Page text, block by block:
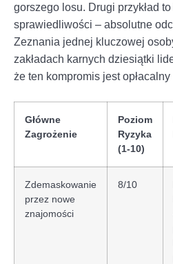
gorszego losu. Drugi przykład
sprawiedliwości – absolutne
Zeznania jednej kluczowej
zakładach karnych dziesiątki
że ten kompromis jest
Główne
Zagrożenie
Poziom
Ryzyka
(1-10)
Zdemaskowanie
przez nowe
znajomości
8/10